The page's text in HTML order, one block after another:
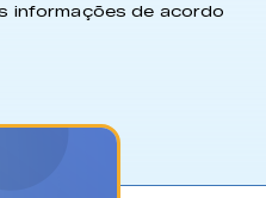
informações de acordo